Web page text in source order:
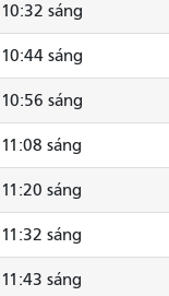
10:32 sáng
10:44 sáng
10:56 sáng
11:08 sáng
11:20 sáng
11:32 sáng
11:43 sáng